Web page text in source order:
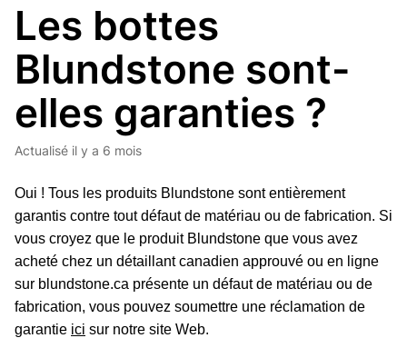
Les bottes
Blundstone sont-
elles garanties ?
Actualisé il y a 6 mois
Oui ! Tous les produits Blundstone sont entièrement
garantis contre tout défaut de matériau ou de fabrication. Si
vous croyez que le produit Blundstone que vous avez
acheté chez un détaillant canadien approuvé ou en ligne
sur blundstone.ca présente un défaut de matériau ou de
fabrication, vous pouvez soumettre une réclamation de
garantie ici sur notre site Web.